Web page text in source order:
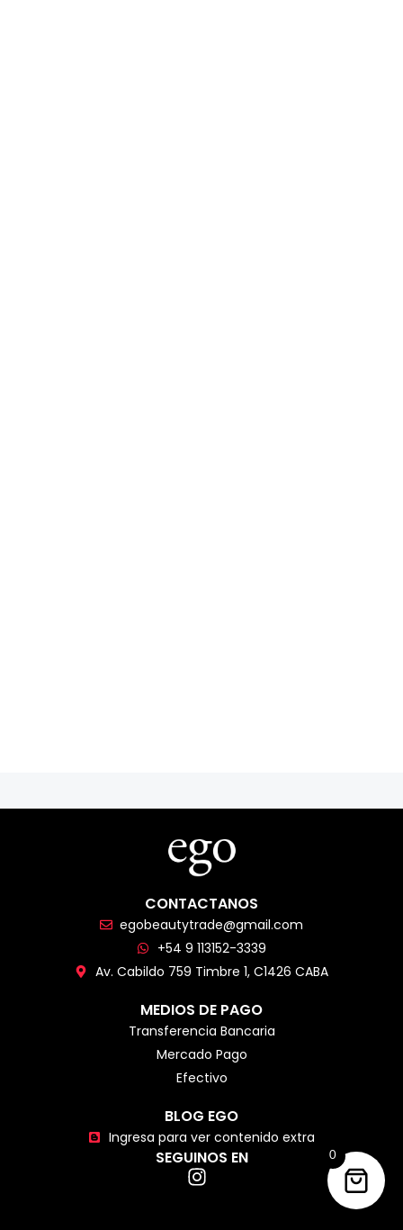
CONTACTANOS
egobeautytrade@gmail.com
+54 9 113152-3339
Av. Cabildo 759 Timbre 1, C1426 CABA
MEDIOS DE PAGO
Transferencia Bancaria
Mercado Pago
Efectivo
BLOG EGO
Ingresa para ver contenido extra
SEGUINOS EN 0